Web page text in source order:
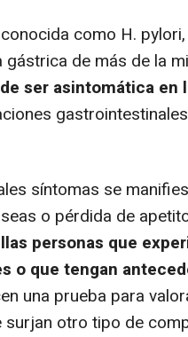
como H.
de más de la
ser asintomática en
síntomas se
o pérdida de
personas que
o que tengan
una prueba para
otro tipo de